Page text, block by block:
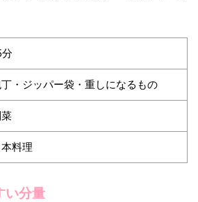
分
・ジッパー袋・重しになるもの
本料理
分量